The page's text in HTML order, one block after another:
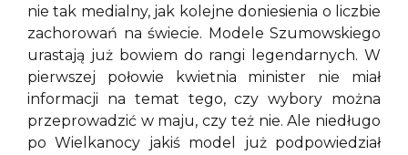
nie tak medialny, jak kolejne doniesienia o liczbie
zachorowań na świecie. Modele Szumowskiego
urastają już bowiem do rangi legendarnych. W
pierwszej połowie kwietnia minister nie miał
informacji na temat tego, czy wybory można
przeprowadzić w maju, czy też nie. Ale niedługo
po Wielkanocy jakiś model już podpowiedział